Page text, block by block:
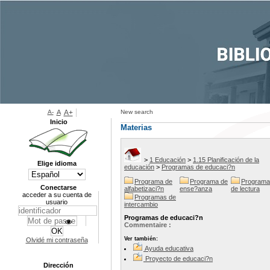
New search
Materias
> 1 Educación > 1.15 Planificación de la
educación > Programas de educaci?n
Programa de
alfabetizaci?n
Programa de
ense?anza
Programa
de lectura
Programas de
intercambio
Programas de educaci?n
Commentaire :
Ver también:
Ayuda educativa
Proyecto de educaci?n
A- A A+
Inicio
Elige idioma
Conectarse
acceder a su cuenta de
usuario
Olvidé mi contraseña
Dirección